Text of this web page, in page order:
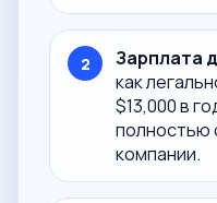
2
Зарплата
как
$13,000 в
полностью
компании.